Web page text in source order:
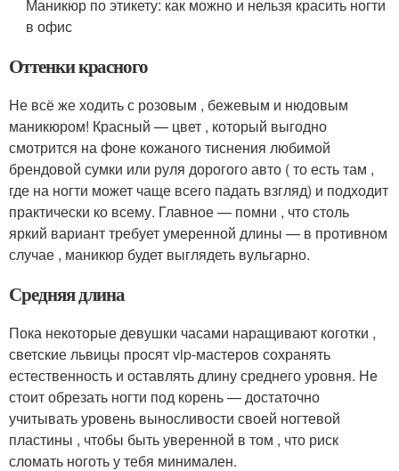
Маникюр по этикету: как можно и нельзя красить ногти
в офис
Оттенки красного
Не всё же ходить с розовым , бежевым и нюдовым
маникюром! Красный — цвет , который выгодно
смотрится на фоне кожаного тиснения любимой
брендовой сумки или руля дорогого авто ( то есть там ,
где на ногти может чаще всего падать взгляд) и подходит
практически ко всему. Главное — помни , что столь
яркий вариант требует умеренной длины — в противном
случае , маникюр будет выглядеть вульгарно.
Средняя длина
Пока некоторые девушки часами наращивают коготки ,
светские львицы просят vip-мастеров сохранять
естественность и оставлять длину среднего уровня. Не
стоит обрезать ногти под корень — достаточно
учитывать уровень выносливости своей ногтевой
пластины , чтобы быть уверенной в том , что риск
сломать ноготь у тебя минимален.